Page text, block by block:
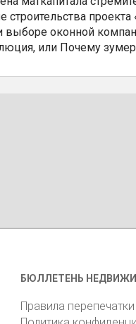
строительства
выборе оконной
или Почему
БЮЛЛЕТЕНЬ
Правила перепечатки